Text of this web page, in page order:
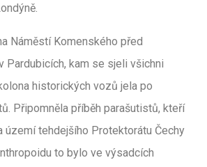
Náměstí Komenského před
Pardubicích, kam se sjeli všichni
historických vozů jela po
Připomněla příběh parašutistů, kteří
území tehdejšího Protektorátu Čechy
to bylo ve výsadcích